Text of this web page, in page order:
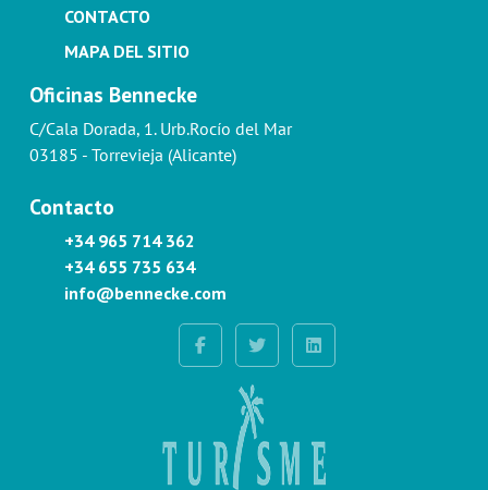
CONTACTO
MAPA DEL SITIO
Oficinas Bennecke
C/Cala Dorada, 1. Urb.Rocío del Mar
03185 - Torrevieja (Alicante)
Contacto
+34 965 714 362
+34 655 735 634
info@bennecke.com